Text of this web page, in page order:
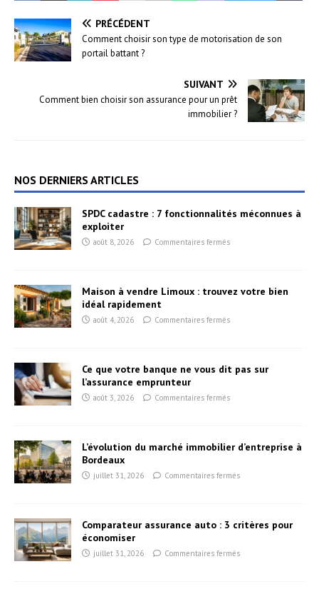
PRÉCÉDENT
Comment choisir son type de motorisation de son
portail battant ?
SUIVANT
Comment bien choisir son assurance pour un prêt
immobilier ?
NOS DERNIERS ARTICLES
SPDC cadastre : 7 fonctionnalités méconnues à
exploiter
août 8, 2026 Commentaires fermés
Maison à vendre Limoux : trouvez votre bien
idéal rapidement
août 4, 2026 Commentaires fermés
Ce que votre banque ne vous dit pas sur
l’assurance emprunteur
août 3, 2026 Commentaires fermés
L’évolution du marché immobilier d’entreprise à
Bordeaux
juillet 31, 2026 Commentaires fermés
Comparateur assurance auto : 3 critères pour
économiser
juillet 31, 2026 Commentaires fermés